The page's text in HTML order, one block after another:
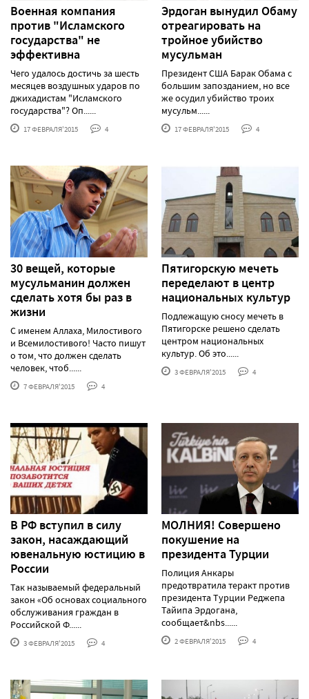
Военная компания
против "Исламского
государства" не
эффективна
Чего удалось достичь за шесть
месяцев воздушных ударов по
джихадистам "Исламского
государства"? Оп......
17 ФЕВРАЛЯ'2015 4
Эрдоган вынудил Обаму
отреагировать на
тройное убийство
мусульман
Президент США Барак Обама с
большим запозданием, но все
же осудил убийство троих
мусульм......
17 ФЕВРАЛЯ'2015 4
30 вещей, которые
мусульманин должен
сделать хотя бы раз в
жизни
С именем Аллаха, Милостивого
и Всемилостивого! Часто пишут
о том, что должен сделать
человек, чтоб......
7 ФЕВРАЛЯ'2015 4
Пятигорскую мечеть
переделают в центр
национальных культур
Подлежащую сносу мечеть в
Пятигорске решено сделать
центром национальных
культур. Об это......
3 ФЕВРАЛЯ'2015 4
В РФ вступил в силу
закон, насаждающий
ювенальную юстицию в
России
Так называемый федеральный
закон «Об основах социального
обслуживания граждан в
Российской Ф......
3 ФЕВРАЛЯ'2015 4
МОЛНИЯ! Совершено
покушение на
президента Турции
Полиция Анкары
предотвратила теракт против
президента Турции Реджепа
Тайипа Эрдогана,
сообщает&nbs......
2 ФЕВРАЛЯ'2015 4